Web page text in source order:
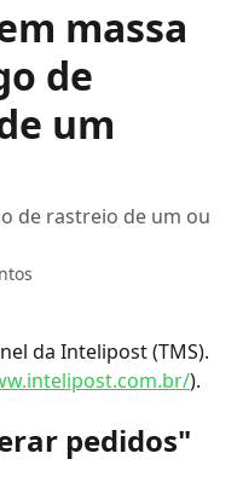
massa
de
um
de rastreio de um ou
da Intelipost (TMS).
).
pedidos"